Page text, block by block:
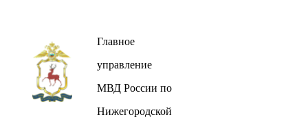
Главное
управление
МВД России по
Нижегородской